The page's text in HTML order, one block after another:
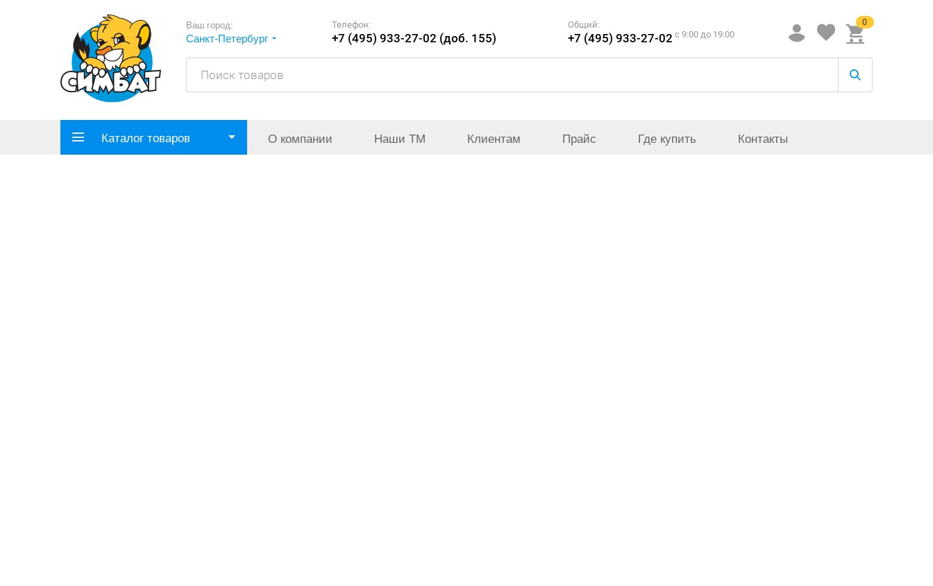
Ваш город:
Санкт-Петербург
Телефон:
+7 (495) 933-27-02 (доб. 155)
Общий:
+7 (495) 933-27-02 c 9:00 до 19:00
0
Каталог товаров О компании Наши ТМ Клиентам Прайс Где купить Контакты